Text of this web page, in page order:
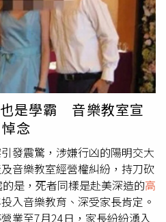
代。不少網友最後也強調，第
實都不是事件真正的重點。無
無法合理化婚內出軌的行為。
否缺乏溝通、理解與情感交
正確方式面對感情問題，而不是
外情會發生的原因，往往牽涉
制能力及婚姻互動等多重因
解釋。
豫笑回：「離婚的話，財產、
鬥陀螺就好。」誇張發言讓全
享陀螺知識，沈玉琳也忍不住
節目，都沒看你這麼認
月20日起，每週一至週五晚間
10點同步於《百分百娛樂》
播開出紅盤，為感謝觀眾支
午1點30分，在八大電視正門
自發送象徵收視「甜甜」的脆
為止。
是學霸 音樂教室宣
念
發震驚，涉嫌行凶的陽明交大
音樂教室經營權糾紛，持刀砍
是，死者同樣是赴美深造的高
入音樂教育、深受家長肯定。
業至7月24日，家長紛紛湧入